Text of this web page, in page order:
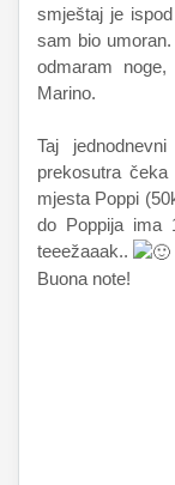
smještaj je
sam bio
odmaram
Marino.
Taj
prekosutra
mjesta Poppi
do Poppija ima
teeežaaak..
Buona note!